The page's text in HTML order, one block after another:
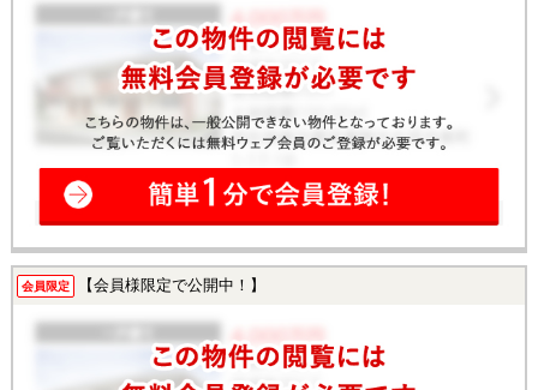
会員限定 【会員様限定で公開中！】